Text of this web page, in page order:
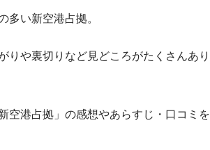
多い新空港占拠。
りや裏切りなど見どころがたくさんあり
空港占拠」の感想やあらすじ・口コミを